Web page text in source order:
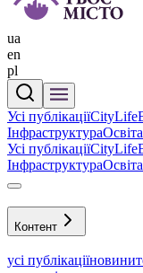
ua
en
pl
Усі публікаціїCityLife
ІнфраструктураОсвіта
Усі публікаціїCityLife
ІнфраструктураОсвіта
Контент
усі публікаціїновини